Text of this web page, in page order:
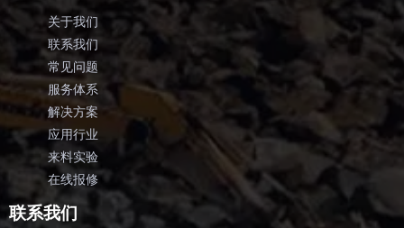
关于我们
联系我们
常见问题
服务体系
解决方案
应用行业
来料实验
在线报修
联系我们